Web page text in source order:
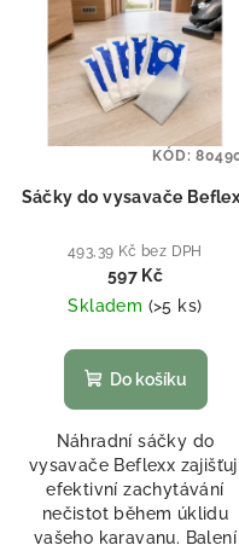
Sáčky do vysavače
493,39 Kč bez DPH
597 Kč
Skladem (>5 ks)
Do košíku
Náhradní sáčky do
vysavače Beflexx
efektivní zachytávání
nečistot během úklidu
vašeho karavanu. Balení
KÓD: